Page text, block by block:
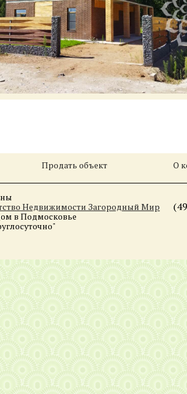
Продать объект О
Недвижимости Загородный Мир
в Подмосковье